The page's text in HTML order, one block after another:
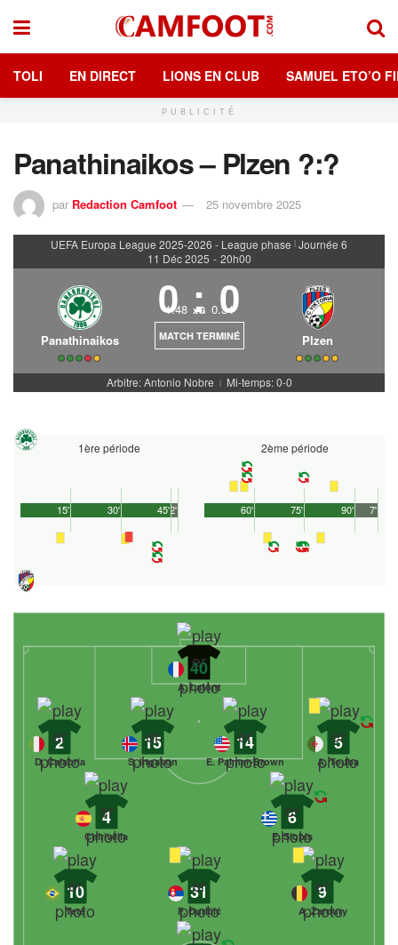
TOLI EN DIRECT LIONS EN CLUB SAMUEL ETO’O
PUBLICITÉ
Panathinaikos – Plzen ?:?
par Redaction Camfoot 25 novembre 2025
UEFA Europa League 2025-2026 - League phase | Journée 6
11 Déc 2025 - 20h00
Panathinaikos
0 : 0
1.48 xG 0.34
MATCH TERMINÉ Plzen
Arbitre: Antonio Nobre | Mi-temps: 0-0
1ère période
45'
15' 30' 2'
2ème période
90'
60' 75' 7'
40
A. Lafont
5
A. Touba
14
E. Palmer-Brown
15
S. Ingason
2
D. Calabria
6
E. Siopis
4
Chirivella
9
A. Zaroury
31
F. Đuričić
10
Tetê